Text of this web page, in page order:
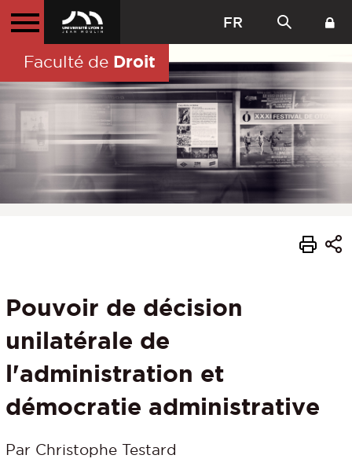
FR
Faculté de Droit
Pouvoir de décision
unilatérale de
l'administration et
démocratie administrative
Par Christophe Testard